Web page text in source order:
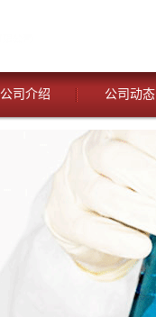
公司介绍 公司动态